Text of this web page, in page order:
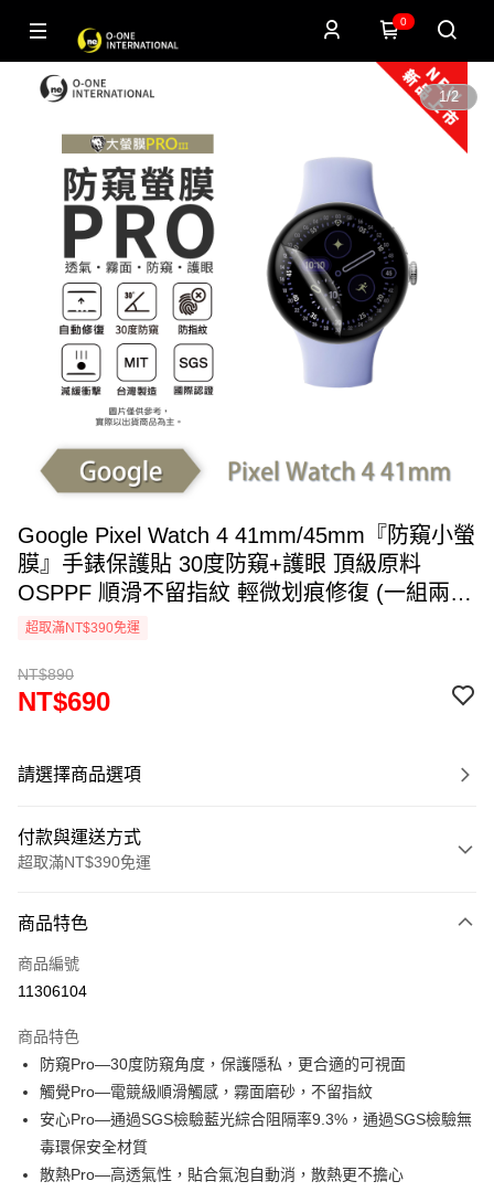
0
1/2
Google Pixel Watch 4 41mm/45mm『防窺小螢
膜』手錶保護貼 30度防窺+護眼 頂級原料
OSPPF 順滑不留指紋 輕微划痕修復 (一組兩
入)
超取滿NT$390免運
NT$890
NT$690
請選擇商品選項
付款與運送方式
超取滿NT$390免運
信用卡一次付款
超商取貨付款
Apple Pay
街口支付
悠遊付
全盈+PAY
商品特色
商品編號
11306104
商品特色
防窺Pro—30度防窺角度，保護隱私，更合適的可視面
觸覺Pro—電競級順滑觸感，霧面磨砂，不留指紋
安心Pro—通過SGS檢驗藍光綜合阻隔率9.3%，通過SGS檢驗無
毒環保安全材質
散熱Pro—高透氣性，貼合氣泡自動消，散熱更不擔心